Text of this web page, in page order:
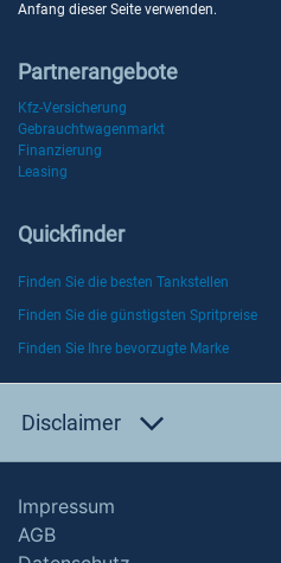
Anfang dieser Seite verwenden.
Partnerangebote
Kfz-Versicherung
Gebrauchtwagenmarkt
Finanzierung
Leasing
Quickfinder
Finden Sie die besten Tankstellen
Finden Sie die günstigsten Spritpreise
Finden Sie Ihre bevorzugte Marke
Disclaimer
Impressum
AGB